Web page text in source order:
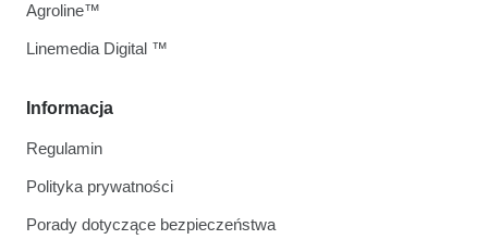
Informacja
Regulamin
Polityka prywatności
Porady dotyczące bezpieczeństwa
Agroline™
Linemedia Digital ™